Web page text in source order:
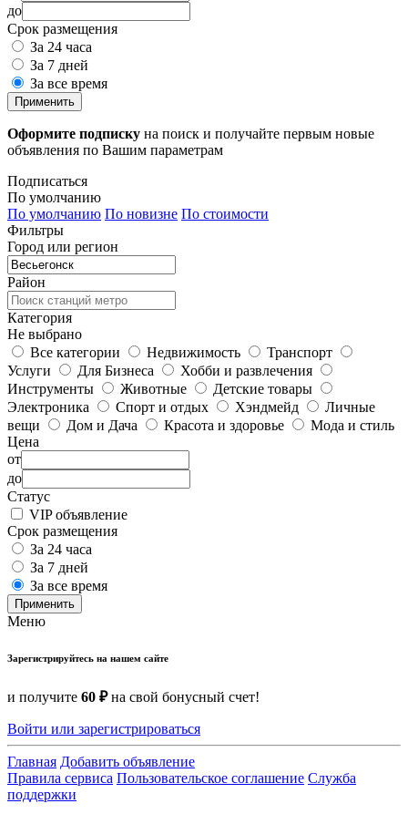
до
Срок размещения
За 24 часа
За 7 дней
За все время
Применить
Оформите подписку на поиск и получайте первым новые
объявления по Вашим параметрам
Подписаться
По умолчанию
По умолчанию По новизне По стоимости
Фильтры
Город или регион
Район
Категория
Не выбрано
Все категории
Недвижимость
Транспорт
Услуги
Для Бизнеса
Хобби и развлечения
Инструменты
Животные
Детские товары
Электроника
Спорт и отдых Хэндмейд
Личные
вещи
Дом и Дача Красота и здоровье
Мода и стиль
Цена
от
до
Статус
VIP объявление
Срок размещения
За 24 часа
За 7 дней
За все время
Применить
Меню
Зарегистрируйтесь на нашем сайте
и получите 60 ₽на свой бонусный счет!
Войти или зарегистрироваться
Главная Добавить объявление
Правила сервиса Пользовательское соглашение Служба
поддержки